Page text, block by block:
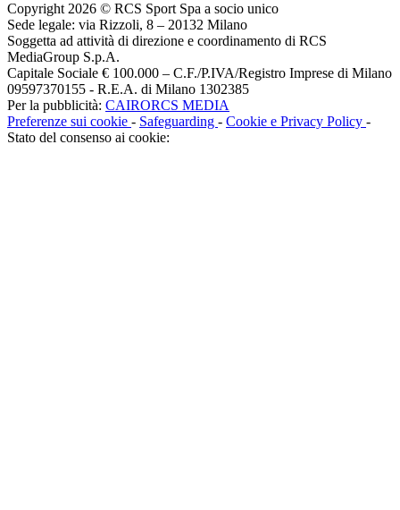
Copyright 2026 © RCS Sport Spa a socio unico
Sede legale: via Rizzoli, 8 – 20132 Milano
Soggetta ad attività di direzione e coordinamento di RCS
MediaGroup S.p.A.
Capitale Sociale € 100.000 – C.F./P.IVA/Registro Imprese di Milano
09597370155 - R.E.A. di Milano 1302385
Per la pubblicità: CAIRORCS MEDIA
Preferenze sui cookie - Safeguarding - Cookie e Privacy Policy -
Stato del consenso ai cookie: